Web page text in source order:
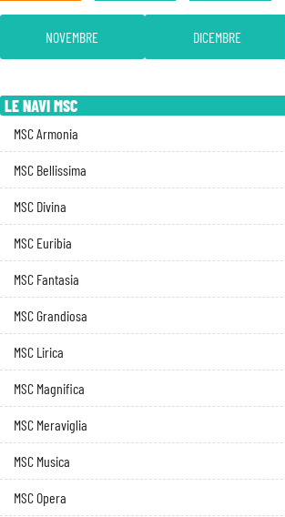
NOVEMBRE DICEMBRE
LE NAVI MSC
MSC Armonia
MSC Bellissima
MSC Divina
MSC Euribia
MSC Fantasia
MSC Grandiosa
MSC Lirica
MSC Magnifica
MSC Meraviglia
MSC Musica
MSC Opera